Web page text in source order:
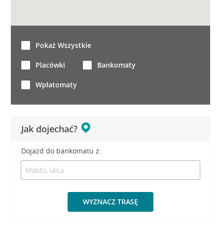
Jak dojechać?
Dojazd do bankomatu z:
WYZNACZ TRASĘ
Pokaż Wszystkie
Placówki Bankomaty
Wpłatomaty